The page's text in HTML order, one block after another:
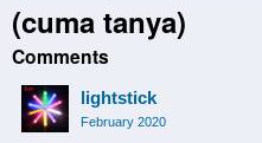
(cuma tanya)
Comments
lightstick
February 2020